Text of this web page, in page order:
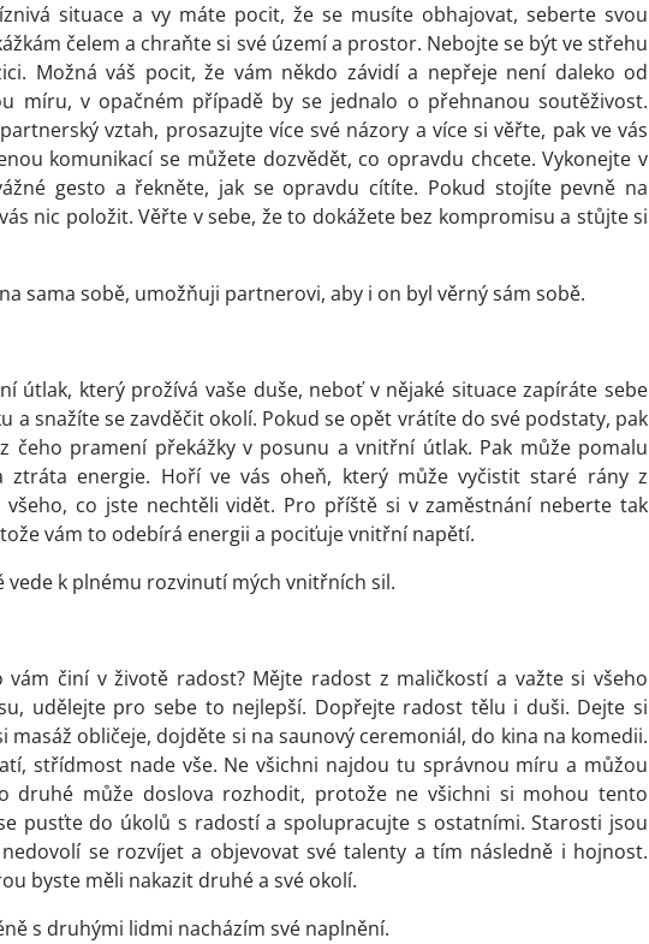
situace a vy máte pocit, že se musíte obhajovat, seberte svou
čelem a chraňte si své území a prostor. Nebojte se být ve střehu
Možná váš pocit, že vám někdo závidí a nepřeje není daleko od
míru, v opačném případě by se jednalo o přehnanou soutěživost.
vztah, prosazujte více své názory a více si věřte, pak ve vás
komunikací se můžete dozvědět, co opravdu chcete. Vykonejte v
gesto a řekněte, jak se opravdu cítíte. Pokud stojíte pevně na
nic položit. Věřte v sebe, že to dokážete bez kompromisu a stůjte si
sama sobě, umožňuji partnerovi, aby i on byl věrný sám sobě.
útlak, který prožívá vaše duše, neboť v nějaké situace zapíráte sebe
a snažíte se zavděčit okolí. Pokud se opět vrátíte do své podstaty, pak
čeho pramení překážky v posunu a vnitřní útlak. Pak může pomalu
ztráta energie. Hoří ve vás oheň, který může vyčistit staré rány z
všeho, co jste nechtěli vidět. Pro příště si v zaměstnání neberte tak
vám to odebírá energii a pociťuje vnitřní napětí.
vede k plnému rozvinutí mých vnitřních sil.
vám činí v životě radost? Mějte radost z maličkostí a važte si všeho
udělejte pro sebe to nejlepší. Dopřejte radost tělu i duši. Dejte si
masáž obličeje, dojděte si na saunový ceremoniál, do kina na komedii.
střídmost nade vše. Ne všichni najdou tu správnou míru a můžou
druhé může doslova rozhodit, protože ne všichni si mohou tento
pusťte do úkolů s radostí a spolupracujte s ostatními. Starosti jsou
se rozvíjet a objevovat své talenty a tím následně i hojnost.
byste měli nakazit druhé a své okolí.
s druhými lidmi nacházím své naplnění.